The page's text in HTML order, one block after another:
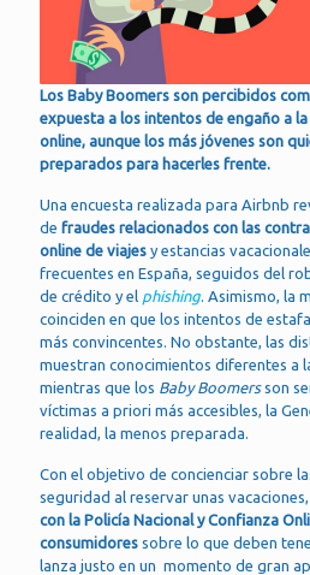
Los Baby Boomers son percibidos
expuesta a los intentos de engaño a
online, aunque los más jóvenes son
preparados para hacerles frente.
Una encuesta realizada para Airbnb
de fraudes relacionados con las
online de viajes y estancias
frecuentes en España, seguidos del
de crédito y el phishing. Asimismo, la
coinciden en que los intentos de
más convincentes. No obstante, las
muestran conocimientos diferentes a
mientras que los Baby Boomersson
víctimas a priori más accesibles, la
realidad, la menos preparada.
Con el objetivo de concienciar sobre
seguridad al reservar unas vacaciones,
con la Policía Nacional y Confianza
consumidores sobre lo que deben
lanza justo en un momento de gran